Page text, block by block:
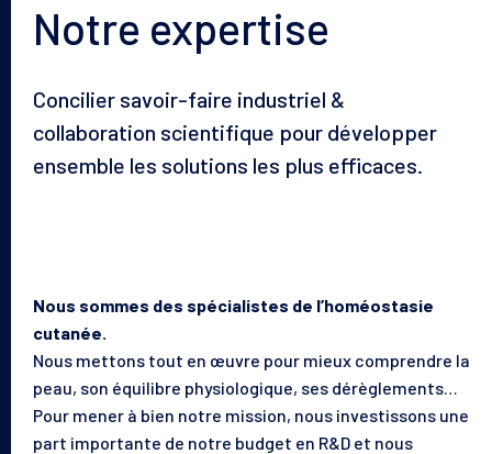
Notre expertise
Concilier savoir-faire industriel &
collaboration scientifique pour développer
ensemble les solutions les plus efficaces.
Nous sommes des spécialistes de l’homéostasie
cutanée.
Nous mettons tout en œuvre pour mieux comprendre la
peau, son équilibre physiologique, ses dérèglements…
Pour mener à bien notre mission, nous investissons une
part importante de notre budget en R&D et nous